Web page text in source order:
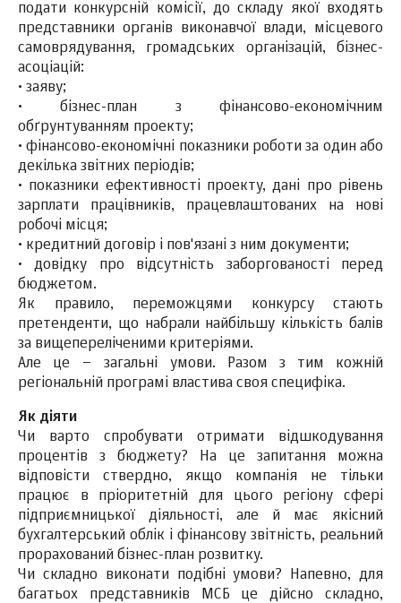
подати конкурсній комісії, до складу якої входять
представники органів виконавчої влади, місцевого
самоврядування, громадських організацій, бізнес-
асоціацій:
· заяву;
· бізнес-план з фінансово-економічним
обґрунтуванням проекту;
· фінансово-економічні показники роботи за один або
декілька звітних періодів;
· показники ефективності проекту, дані про рівень
зарплати працівників, працевлаштованих на нові
робочі місця;
· кредитний договір і пов'язані з ним документи;
·довідку про відсутність заборгованості перед
бюджетом.
Як правило, переможцями конкурсу стають
претенденти, що набрали найбільшу кількість балів
за вищепереліченими критеріями.
Але це – загальні умови. Разом з тим кожній
регіональній програмі властива своя специфіка.
Як діяти
Чи варто спробувати отримати відшкодування
процентів з бюджету? На це запитання можна
відповісти ствердно, якщо компанія не тільки
працює в пріоритетній для цього регіону сфері
підприємницької діяльності, але й має якісний
бухгалтерський облік і фінансову звітність, реальний
прорахований бізнес-план розвитку.
Чи складно виконати подібні умови? Напевно, для
багатьох представників МСБ це дійсно складно,